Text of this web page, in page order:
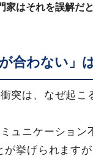
家はそれを誤解だ
が合わない」
突は、なぜ起こ
ュニケーション
が挙げられます